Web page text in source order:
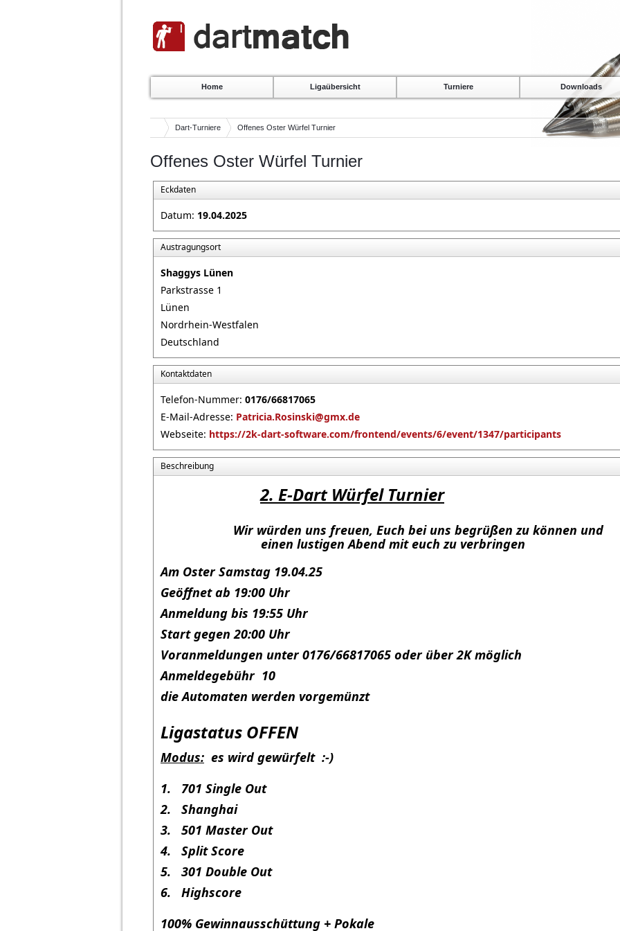
Home Ligaübersicht Turniere Downloads
Dart-Turniere Offenes Oster Würfel Turnier
Offenes Oster Würfel Turnier
Eckdaten
Datum: 19.04.2025
Austragungsort
Shaggys Lünen
Parkstrasse 1
Lünen
Nordrhein-Westfalen
Deutschland
Kontaktdaten
Telefon-Nummer: 0176/66817065
E-Mail-Adresse: Patricia.Rosinski@gmx.de
Webseite: https://2k-dart-software.com/frontend/events/6/event/1347/participants
Beschreibung
2. E-Dart Würfel Turnier
Wir würden uns freuen, Euch bei uns begrüßen zu
einen lustigen Abend mit euch zu verbringen
Am Oster Samstag 19.04.25
Geöffnet ab 19:00 Uhr
Anmeldung bis 19:55 Uhr
Start gegen 20:00 Uhr
Voranmeldungen unter 0176/66817065 oder über 2K möglich
Anmeldegebühr 10
die Automaten werden vorgemünzt
Ligastatus OFFEN
Modus: es wird gewürfelt :-)
1. 701 Single Out
2. Shanghai
3. 501 Master Out
4. Split Score
5. 301 Double Out
6. Highscore
100% Gewinnausschüttung + Pokale